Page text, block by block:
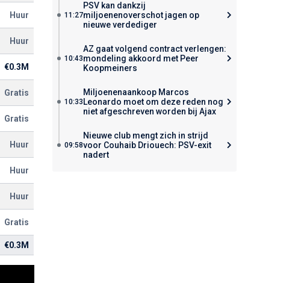
Huur
Huur
€0.3M
Gratis
Gratis
Huur
Huur
Huur
Gratis
€0.3M
11:27
PSV kan dankzij
miljoenenoverschot jagen op
nieuwe verdediger
10:43
AZ gaat volgend contract verlengen:
mondeling akkoord met Peer
Koopmeiners
10:33
Miljoenenaankoop Marcos
Leonardo moet om deze reden nog
niet afgeschreven worden bij Ajax
09:58
Nieuwe club mengt zich in strijd
voor Couhaib Driouech: PSV-exit
nadert